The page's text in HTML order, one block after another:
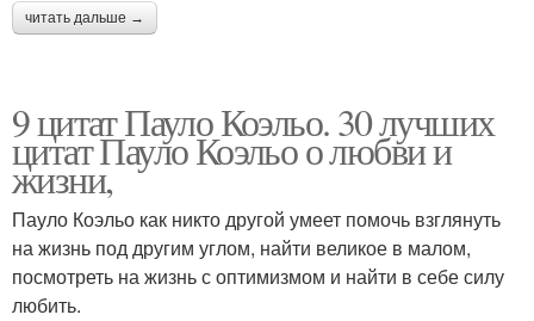
читать дальше →
9 цитат Пауло Коэльо. 30 лучших
цитат Пауло Коэльо о любви и
жизни,
Пауло Коэльо как никто другой умеет помочь взглянуть
на жизнь под другим углом, найти великое в малом,
посмотреть на жизнь с оптимизмом и найти в себе силу
любить.